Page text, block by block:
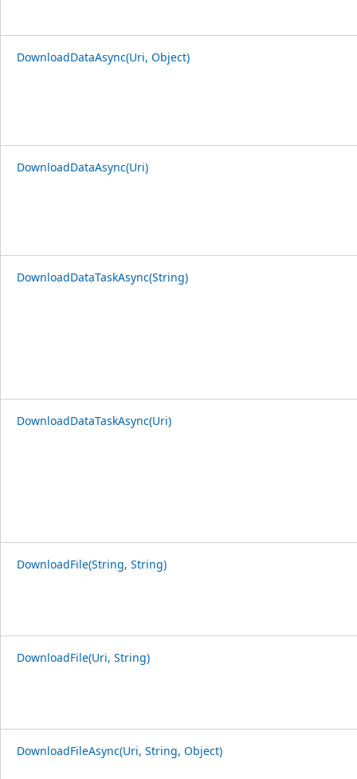
DownloadDataAsync(Uri, Object)
DownloadDataAsync(Uri)
DownloadDataTaskAsync(String)
DownloadDataTaskAsync(Uri)
DownloadFile(String, String)
DownloadFile(Uri, String)
DownloadFileAsync(Uri, String, Object)